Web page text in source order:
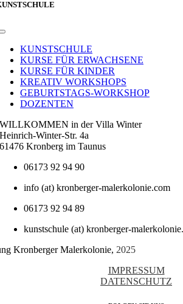
Toggle
NavigationKUNSTSCHULE
KURSE FÜR ERWACHSENE
KURSE FÜR KINDER
KREATIV WORKSHOPS
GEBURTSTAGS-WORKSHOP
DOZENTEN
WILLKOMMEN in der Villa Winter
Heinrich-Winter-Str. 4a
61476 Kronberg im Taunus
06173 92 94 90
info (at) kronberger-malerkolonie.com
06173 92 94 89
kunstschule (at) kronberger-
Kronberger Malerkolonie, 2025
IMPRESSUM
DATENSCHUTZ